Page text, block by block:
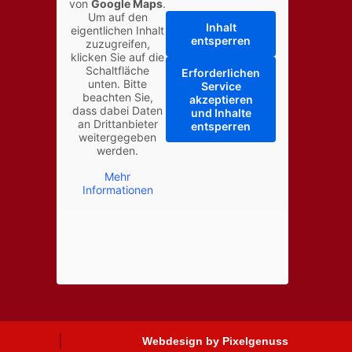
vonGoogle Maps.
Um auf den
eigentlichen Inhalt
zuzugreifen,
klicken Sie auf die
Schaltfläche
unten. Bitte
beachten Sie,
dass dabei Daten
an Drittanbieter
weitergegeben
werden.
Mehr
Informationen
Inhalt
entsperren
Erforderlichen
Service
akzeptieren
und Inhalte
entsperren
Webdesign by Pixelgenuss